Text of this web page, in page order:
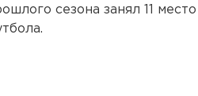
сезона занял 11 место